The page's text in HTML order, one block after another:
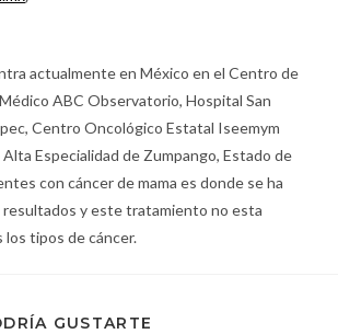
actualmente en México en el Centro de
ABC Observatorio, Hospital San
Centro Oncológico Estatal Iseemym
Especialidad de Zumpango, Estado de
con cáncer de mama es donde se ha
resultados y este tratamiento no esta
los tipos de cáncer.
GUSTARTE